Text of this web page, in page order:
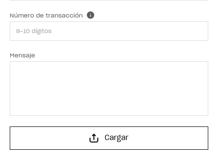
Número de transacción
Mensaje
Cargar